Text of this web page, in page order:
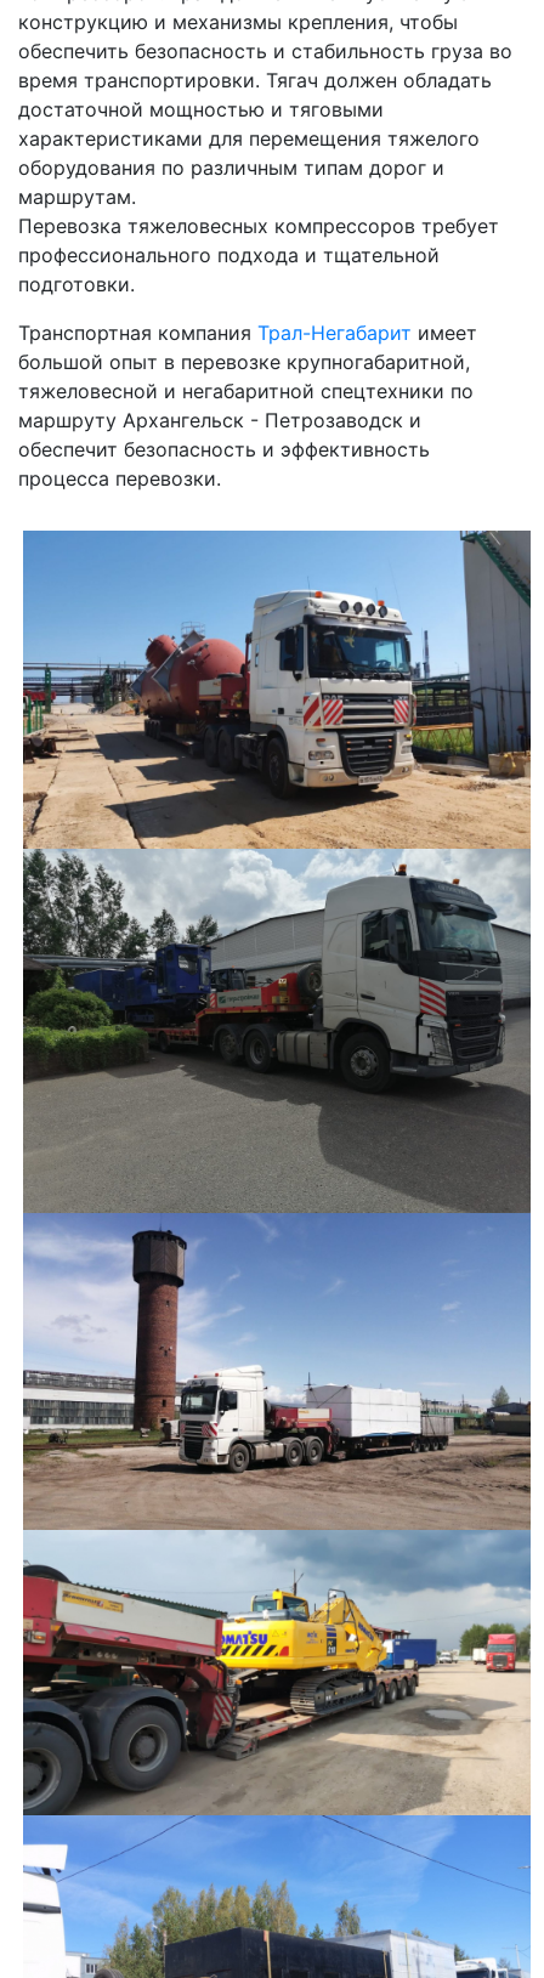
конструкцию и механизмы крепления, чтобы
обеспечить безопасность и стабильность груза во
время транспортировки. Тягач должен обладать
достаточной мощностью и тяговыми
характеристиками для перемещения тяжелого
оборудования по различным типам дорог и
маршрутам.
Перевозка тяжеловесных компрессоров требует
профессионального подхода и тщательной
подготовки.
Транспортная компания Трал-Негабарит имеет
большой опыт в перевозке крупногабаритной,
тяжеловесной и негабаритной спецтехники по
маршруту Архангельск - Петрозаводск и
обеспечит безопасность и эффективность
процесса перевозки.